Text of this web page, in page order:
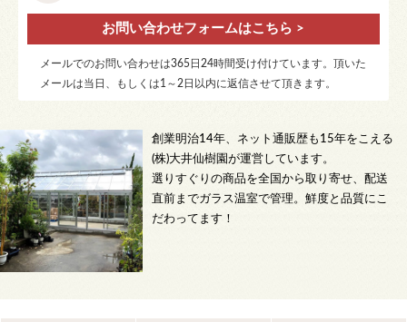
お問い合わせフォームはこちら >
メールでのお問い合わせは365日24時間受け付けています。頂いた
メールは当日、もしくは1～2日以内に返信させて頂きます。
創業明治14年、ネット通販歴も15年をこえる
(株)大井仙樹園が運営しています。
選りすぐりの商品を全国から取り寄せ、配送
直前までガラス温室で管理。鮮度と品質にこ
だわってます！